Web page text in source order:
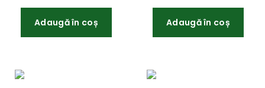
Adaugă în coș Adaugă în coș